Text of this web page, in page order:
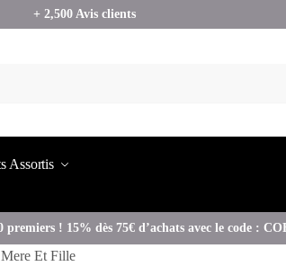
+ 2,500 Avis clients
Assortis
! 15% dès 75€ d’achats avec le code :
Et Fille